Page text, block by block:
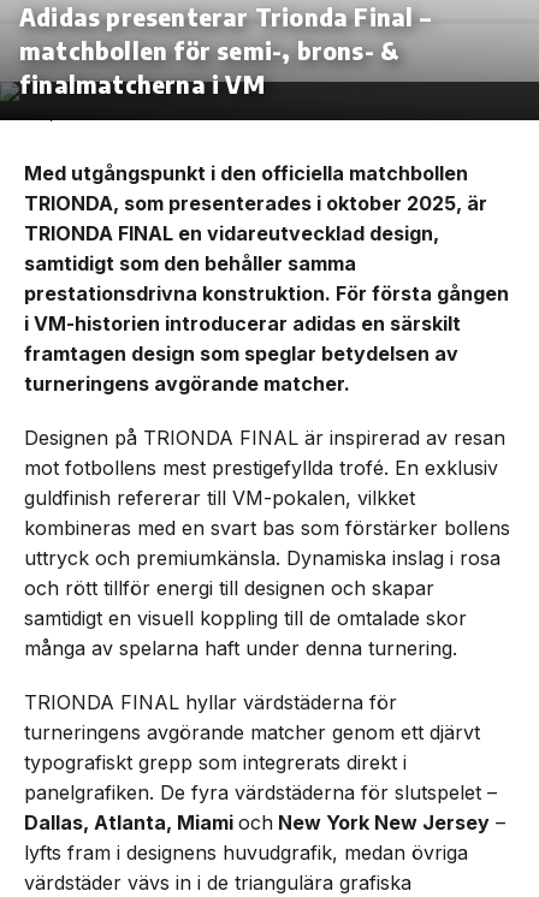
Adidas presenterar Trionda Final –
matchbollen för semi-, brons- &
finalmatcherna i VM
Med utgångspunkt i den officiella matchbollen
TRIONDA, som presenterades i oktober 2025, är
TRIONDA FINAL en vidareutvecklad design,
samtidigt som den behåller samma
prestationsdrivna konstruktion. För första gången
i VM-historien introducerar adidas en särskilt
framtagen design som speglar betydelsen av
turneringens avgörande matcher.
Designen på TRIONDA FINAL är inspirerad av resan
mot fotbollens mest prestigefyllda trofé. En exklusiv
guldfinish refererar till VM-pokalen, vilkket
kombineras med en svart bas som förstärker bollens
uttryck och premiumkänsla. Dynamiska inslag i rosa
och rött tillför energi till designen och skapar
samtidigt en visuell koppling till de omtalade skor
många av spelarna haft under denna turnering.
TRIONDA FINAL hyllar värdstäderna för
turneringens avgörande matcher genom ett djärvt
typografiskt grepp som integrerats direkt i
panelgrafiken. De fyra värdstäderna för slutspelet –
Dallas, Atlanta, Miami och New York New Jersey –
lyfts fram i designens huvudgrafik, medan övriga
värdstäder vävs in i de triangulära grafiska